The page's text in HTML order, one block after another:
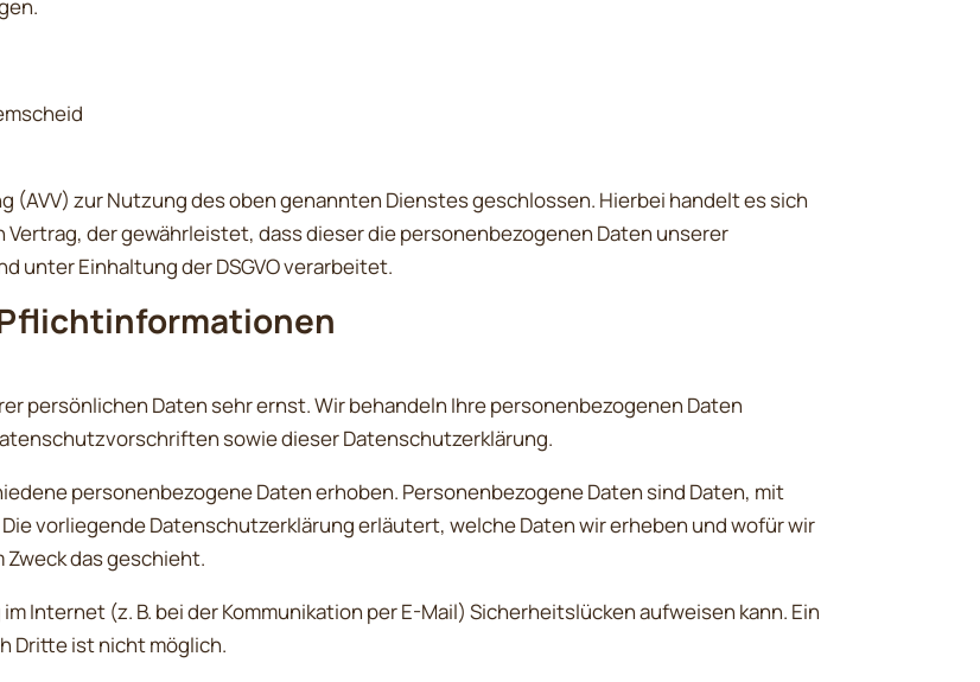
(AVV) zur Nutzung des oben genannten Dienstes geschlossen. Hierbei handelt es sich
der gewährleistet, dass dieser die personenbezogenen Daten unserer
unter Einhaltung der DSGVO verarbeitet.
persönlichen Daten sehr ernst. Wir behandeln Ihre personenbezogenen Daten
sowie dieser Datenschutzerklärung.
personenbezogene Daten erhoben. Personenbezogene Daten sind Daten, mit
vorliegende Datenschutzerklärung erläutert, welche Daten wir erheben und wofür wir
das geschieht.
Internet (z. B. bei der Kommunikation per E-Mail) Sicherheitslücken aufweisen kann. Ein
Dritte ist nicht möglich.